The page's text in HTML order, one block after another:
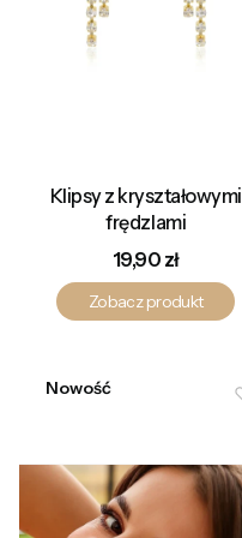
Klipsy z kryształowymi
frędzlami
Cena
19,90 zł
Zobacz produkt
Nowość